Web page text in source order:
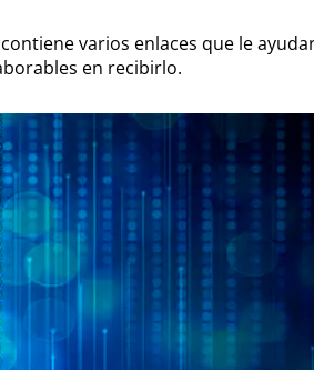
varios enlaces que le
en recibirlo.